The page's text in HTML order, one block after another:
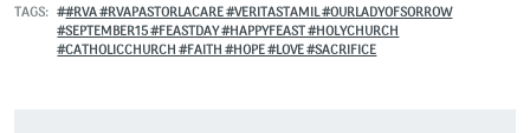
TAGS
#RVA #RVAPASTORLACARE #VERITASTAMIL #OURLADYOFSORROW
#SEPTEMBER15 #FEASTDAY #HAPPYFEAST #HOLYCHURCH
#CATHOLICCHURCH #FAITH #HOPE #LOVE #SACRIFICE